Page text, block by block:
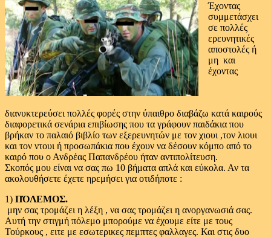
Έχοντας
συμμετάσχει
σε πολλές
ερευνητικές
αποστολές ή
μη και
έχοντας
διανυκτερεύσει πολλές φορές στην ύπαιθρο διαβάζω κατά καιρούς
διαφορετικά σενάρια επιβίωσης που τα γράφουν παιδάκια που
βρήκαν το παλαιό βιβλίο των εξερευνητών με τον χιουι ,τον λιουι
και τον ντουι ή προσωπάκια που έχουν να δέσουν κόμπο από το
καιρό που ο Ανδρέας Παπανδρέου ήταν αντιπολίτευση.
Σκοπός μου είναι να σας πω 10 βήματα απλά και εύκολα. Αν τα
ακολουθήσετε έχετε ηρεμήσει για οτιδήποτε :
1) ΠΌΛΕΜΟΣ.
μην σας τρομάζει η λέξη , να σας τρομάζει η ανοργανωσιά σας.
Αυτή την στιγμή πόλεμο μπορούμε να έχουμε είτε με τους
Τούρκους , ειτε με εσωτερικες πεμπτες φαλλαγες. Και στις δυο